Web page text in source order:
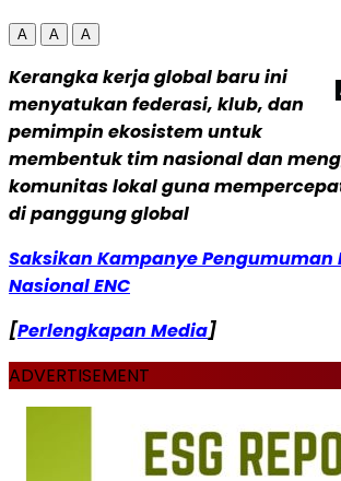
A A A
Kerangka kerja global baru ini
menyatukan federasi, klub, dan
pemimpin ekosistem untuk
membentuk tim nasional dan
komunitas lokal guna
di panggung global
Saksikan Kampanye Pengumuman
Nasional ENC
[Perlengkapan Media]
ADVERTISEMENT